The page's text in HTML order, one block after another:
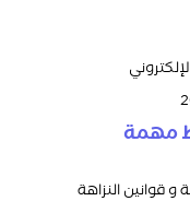
مهمة
قوانين النزاهة